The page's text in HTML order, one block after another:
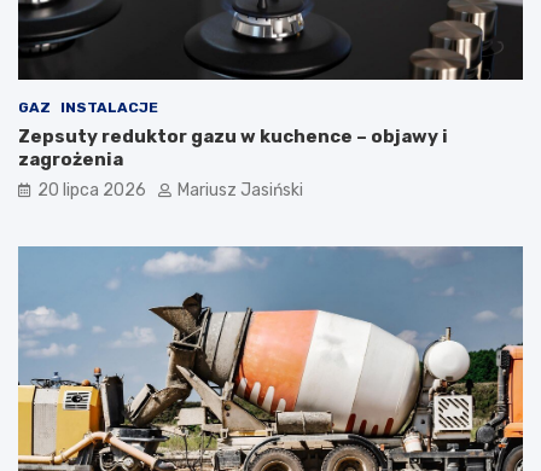
GAZ INSTALACJE
Zepsuty reduktor gazu w kuchence – objawy i
zagrożenia
20 lipca 2026 Mariusz Jasiński